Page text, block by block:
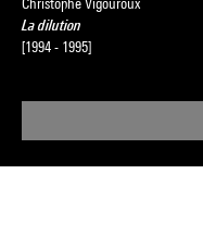
La dilution
[1994 - 1995]